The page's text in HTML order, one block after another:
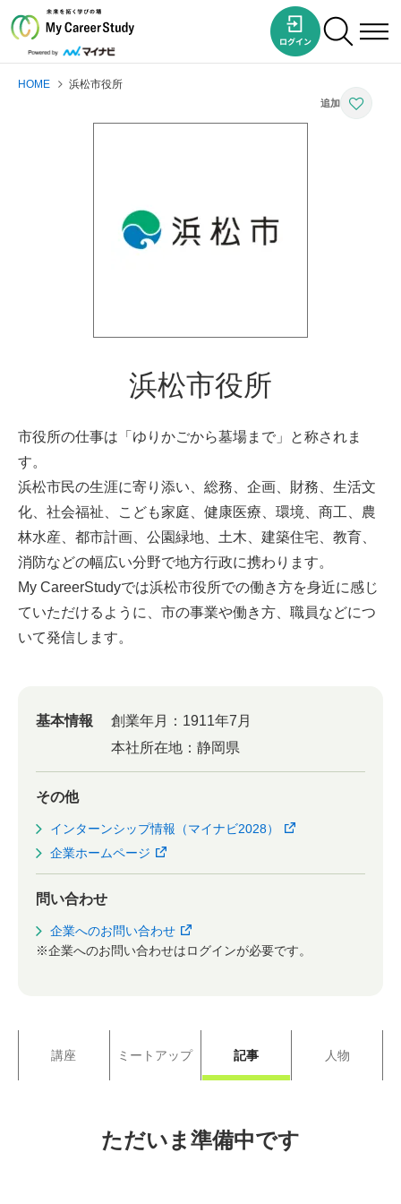
HOME 浜松市役所
浜松市役所
市役所の仕事は「ゆりかごから墓場まで」と称されま
す。
浜松市民の生涯に寄り添い、総務、企画、財務、生活文
化、社会福祉、こども家庭、健康医療、環境、商工、農
林水産、都市計画、公園緑地、土木、建築住宅、教育、
消防などの幅広い分野で地方行政に携わります。
My CareerStudyでは浜松市役所での働き方を身近に感じ
ていただけるように、市の事業や働き方、職員などにつ
いて発信します。
基本情報 創業年月： 1911年7月
本社所在地： 静岡県
その他
インターンシップ情報（マイナビ2028）
企業ホームページ
問い合わせ
企業へのお問い合わせ
※企業へのお問い合わせはログインが必要です。
講座 ミートアップ 記事 人物
ただいま準備中です